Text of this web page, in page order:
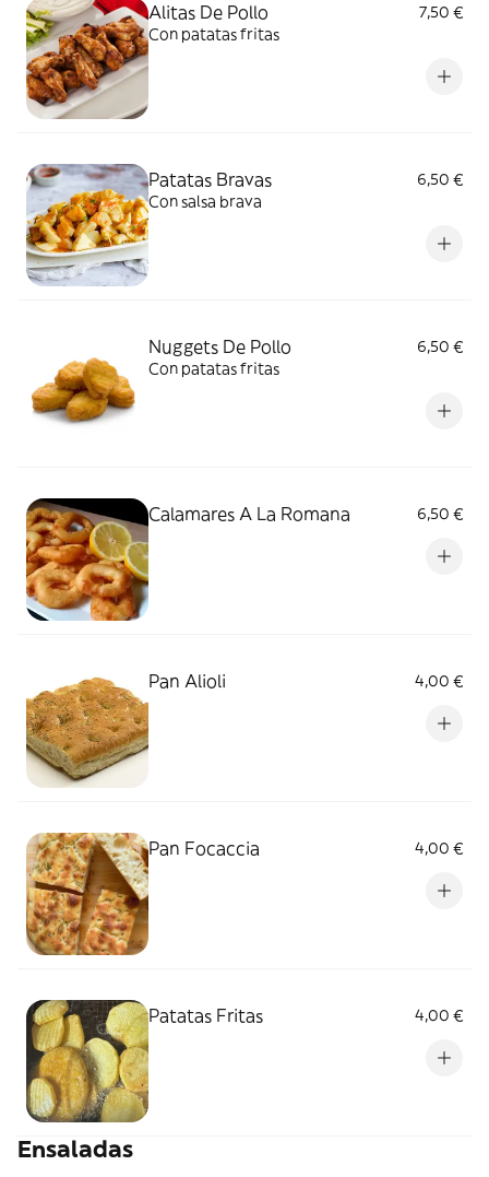
Alitas De Pollo
7,50 €
Con patatas fritas
Patatas Bravas
6,50 €
Con salsa brava
Nuggets De Pollo
6,50 €
Con patatas fritas
Calamares A La Romana 6,50 €
Pan Alioli 4,00 €
Pan Focaccia 4,00 €
Patatas Fritas 4,00 €
Ensaladas